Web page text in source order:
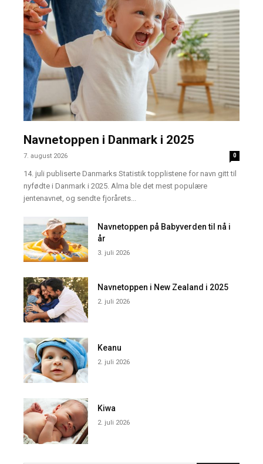
Navnetoppen i Danmark i 2025
7. august 2026 0
14. juli publiserte Danmarks Statistik topplistene for navn gitt til
nyfødte i Danmark i 2025. Alma ble det mest populære
jentenavnet, og sendte fjorårets...
Navnetoppen på Babyverden til nå i
år
3. juli 2026
Navnetoppen i New Zealand i 2025
2. juli 2026
Keanu
2. juli 2026
Kiwa
2. juli 2026